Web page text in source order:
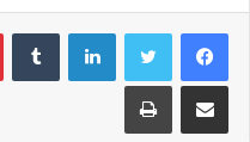
فيسبوكتويتر لينكدإن
مشاركة عبر البريد طباعة